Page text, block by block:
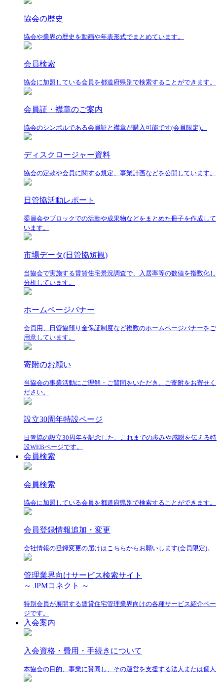
協会の歴史
協会や業界の歴史を動画や年表形式でまとめています。
会員検索
協会に加盟している会員を都道府県別で検索することができます。
会員証・襟章のご案内
協会のシンボルである会員証と襟章が購入可能です(会員限定)。
ディスクロージャー資料
協会の定款や会員に関する規定、事業計画などを公開しています。
日管協活動レポート
委員会やブロックでの活動や成果物などをまとめた冊子を作成して
います。
市場データ(日管協短観)
当協会で実施する賃貸住宅景況調査で、入居率等の数値を指数化し
分析しています。
ホームページバナー
会員用、日管協預り金保証制度など複数のホームページバナーをご
用意しています。
寄附のお願い
当協会の事業活動にご理解・ご賛同をいただき、ご寄附をお寄せく
ださい。
設立30周年特設ページ
日管協の設立30周年を記念した、これまでの歩みや感謝を伝える特
設WEBページです。
会員検索
会員検索
協会に加盟している会員を都道府県別で検索することができます。
会員登録情報追加・変更
会社情報の登録変更の届けはこちらからお願いします(会員限定)。
管理業界向けサービス検索サイト
～ JPMコネクト ～
特別会員が展開する賃貸住宅管理業界向けの各種サービス紹介ペー
ジです。
入会案内
入会資格・費用・手続きについて
本協会の目的、事業に賛同し、その運営を支援する法人または個人